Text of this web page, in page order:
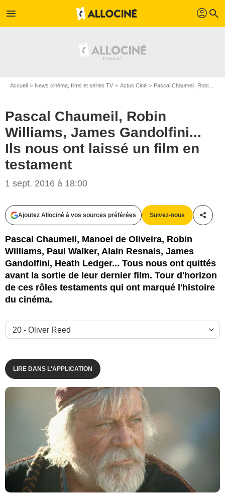
menu profil search
Accueil News cinéma, films et séries TV Actus Ciné Pascal Chaumeil, Robin Williams, James Gandolfini... Ils nous ont laissé un film en testament
Pascal Chaumeil, Robin
Williams, James Gandolfini...
Ils nous ont laissé un film en
testament
1 sept. 2016 à 18:00
Ajoutez Allociné à vos sources préférées Suivez-nous
Pascal Chaumeil, Manoel de Oliveira, Robin
Williams, Paul Walker, Alain Resnais, James
Gandolfini, Heath Ledger... Tous nous ont quittés
avant la sortie de leur dernier film. Tour d'horizon
de ces rôles testaments qui ont marqué l'histoire
du cinéma.
LIRE DANS L'APPLICATION